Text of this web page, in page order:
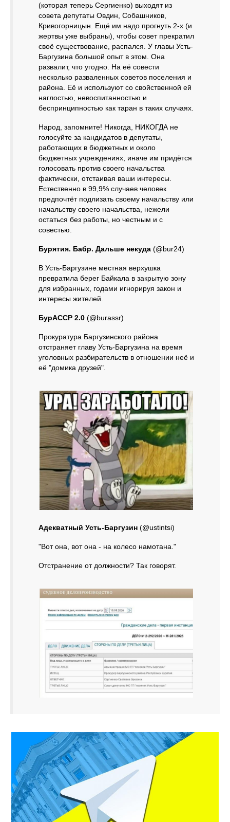
(которая теперь Сергиенко) выходят из
совета депутаты Овдин, Собашников,
Кривогорницын. Ещё им надо прогнуть 2-х (и
жертвы уже выбраны), чтобы совет прекратил
своё существование, распался. У главы Усть-
Баргузина большой опыт в этом. Она
развалит, что угодно. На её совести
несколько разваленных советов поселения и
района. Её и используют со свойственной ей
наглостью, невоспитанностью и
беспринципностью как таран в таких случаях.
Народ, запомните! Никогда, НИКОГДА не
голосуйте за кандидатов в депутаты,
работающих в бюджетных и около
бюджетных учреждениях, иначе им придётся
голосовать против своего начальства
фактически, отстаивая ваши интересы.
Естественно в 99,9% случаев человек
предпочтёт подлизать своему начальству или
начальству своего начальства, нежели
остаться без работы, но честным и с
совестью.
Бурятия. Бабр. Дальше некуда (@bur24)
В Усть-Баргузине местная верхушка
превратила берег Байкала в закрытую зону
для избранных, годами игнорируя закон и
интересы жителей.
БурАССР 2.0 (@burassr)
Прокуратура Баргузинского района
отстраняет главу Усть-Баргузина на время
уголовных разбирательств в отношении неё и
её "домика друзей".
Адекватный Усть-Баргузин (@ustintsi)
"Вот она, вот она - на колесо намотана."
Отстранение от должности? Так говорят.